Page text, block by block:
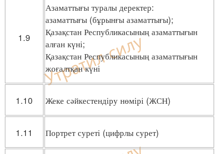
1.9
Азаматтығы туралы деректер:
азаматтығы (бұрынғы азаматтығы);
Қазақстан Республикасының азаматтығын
алған күні;
Қазақстан Республикасының азаматтығын
жоғалтқан күні
1.10 Жеке сәйкестендіру нөмірі (ЖСН)
1.11 Портрет суреті (цифрлы сурет)